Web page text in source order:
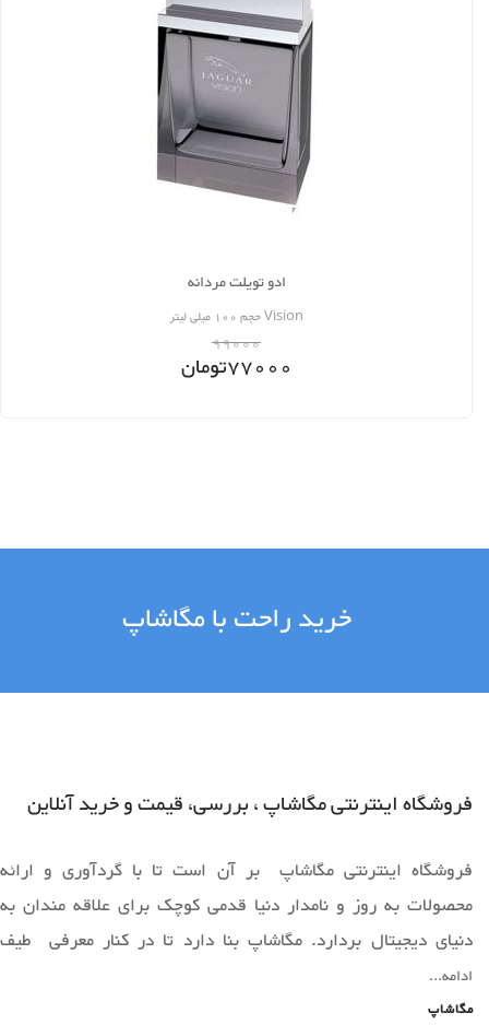
ادو تویلت مردانه
Vision حجم 100 میلی لیتر
99000
77000تومان
خرید راحت با مگاشاپ
فروشگاه اینترنتی مگاشاپ ، بررسی، قیمت و خرید آنلاین
فروشگاه اینترنتی مگاشاپ بر آن است تا با گردآوری و ارائه
محصولات به روز و نامدار دنیا قدمی کوچک برای علاقه مندان به
دنیای دیجیتال بردارد. مگاشاپ بنا دارد تا در کنار معرفی طیف
وسیعی از محصولات به روز دنیا ،فضایی را برای خرید آسان و ارائه
محصولات قابل عرضه دراختیار همه همراهان خود قرار دهد.
ادامه...
مگاشاپ